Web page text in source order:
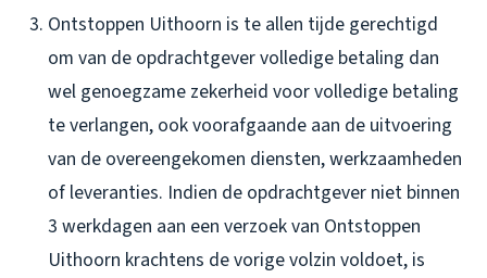
Ontstoppen Uithoorn is te allen tijde gerechtigd
om van de opdrachtgever volledige betaling dan
wel genoegzame zekerheid voor volledige betaling
te verlangen, ook voorafgaande aan de uitvoering
van de overeengekomen diensten, werkzaamheden
of leveranties. Indien de opdrachtgever niet binnen
3 werkdagen aan een verzoek van Ontstoppen
Uithoorn krachtens de vorige volzin voldoet, is